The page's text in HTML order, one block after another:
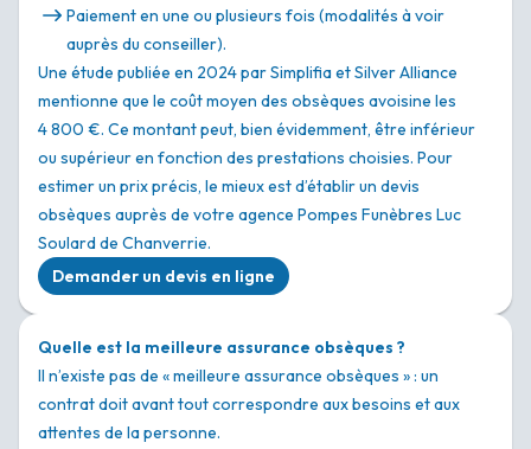
Paiement en une ou plusieurs fois (modalités à voir
auprès du conseiller).
Une étude publiée en 2024 par Simplifia et Silver Alliance
mentionne que le coût moyen des obsèques avoisine les
4 800 €. Ce montant peut, bien évidemment, être inférieur
ou supérieur en fonction des prestations choisies. Pour
estimer un prix précis, le mieux est d’établir un devis
obsèques auprès de votre agence Pompes Funèbres Luc
Soulard de Chanverrie.
Demander un devis en ligne
Quelle est la meilleure assurance obsèques ?
Il n’existe pas de « meilleure assurance obsèques » : un
contrat doit avant tout correspondre aux besoins et aux
attentes de la personne.